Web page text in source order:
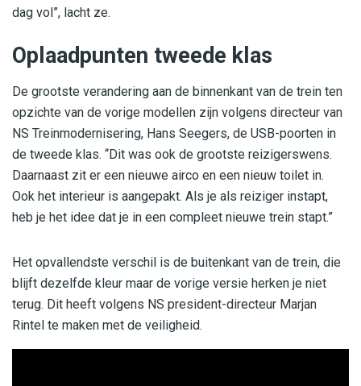
dag vol”, lacht ze.
Oplaadpunten tweede klas
De grootste verandering aan de binnenkant van de trein ten
opzichte van de vorige modellen zijn volgens directeur van
NS Treinmodernisering, Hans Seegers, de USB-poorten in
de tweede klas. “Dit was ook de grootste reizigerswens.
Daarnaast zit er een nieuwe airco en een nieuw toilet in.
Ook het interieur is aangepakt. Als je als reiziger instapt,
heb je het idee dat je in een compleet nieuwe trein stapt.”
Het opvallendste verschil is de buitenkant van de trein, die
blijft dezelfde kleur maar de vorige versie herken je niet
terug. Dit heeft volgens NS president-directeur Marjan
Rintel te maken met de veiligheid.